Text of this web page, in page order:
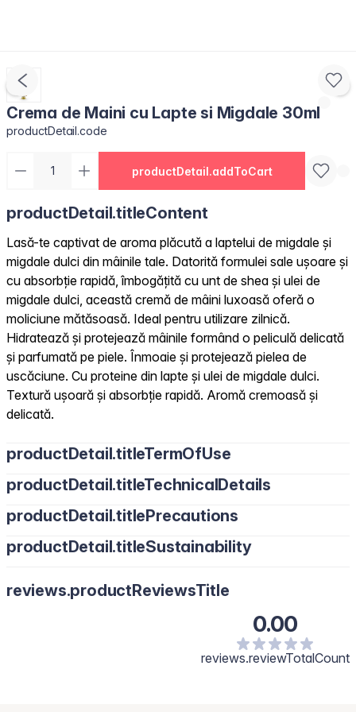
Crema de Maini cu Lapte si Migdale 30ml
productDetail.code
productDetail.addToCart
productDetail.titleContent
Lasă-te captivat de aroma plăcută a laptelui de migdale și
migdale dulci din mâinile tale. Datorită formulei sale ușoare și
cu absorbție rapidă, îmbogățită cu unt de shea și ulei de
migdale dulci, această cremă de mâini luxoasă oferă o
moliciune mătăsoasă. Ideal pentru utilizare zilnică.
Hidratează și protejează mâinile formând o peliculă delicată
și parfumată pe piele. Înmoaie și protejează pielea de
uscăciune. Cu proteine din lapte și ulei de migdale dulci.
Textură ușoară și absorbție rapidă. Aromă cremoasă și
delicată.
productDetail.titleTermOfUse
productDetail.titleTechnicalDetails
productDetail.titlePrecautions
productDetail.titleSustainability
reviews.productReviewsTitle
0.00
reviews.reviewTotalCount